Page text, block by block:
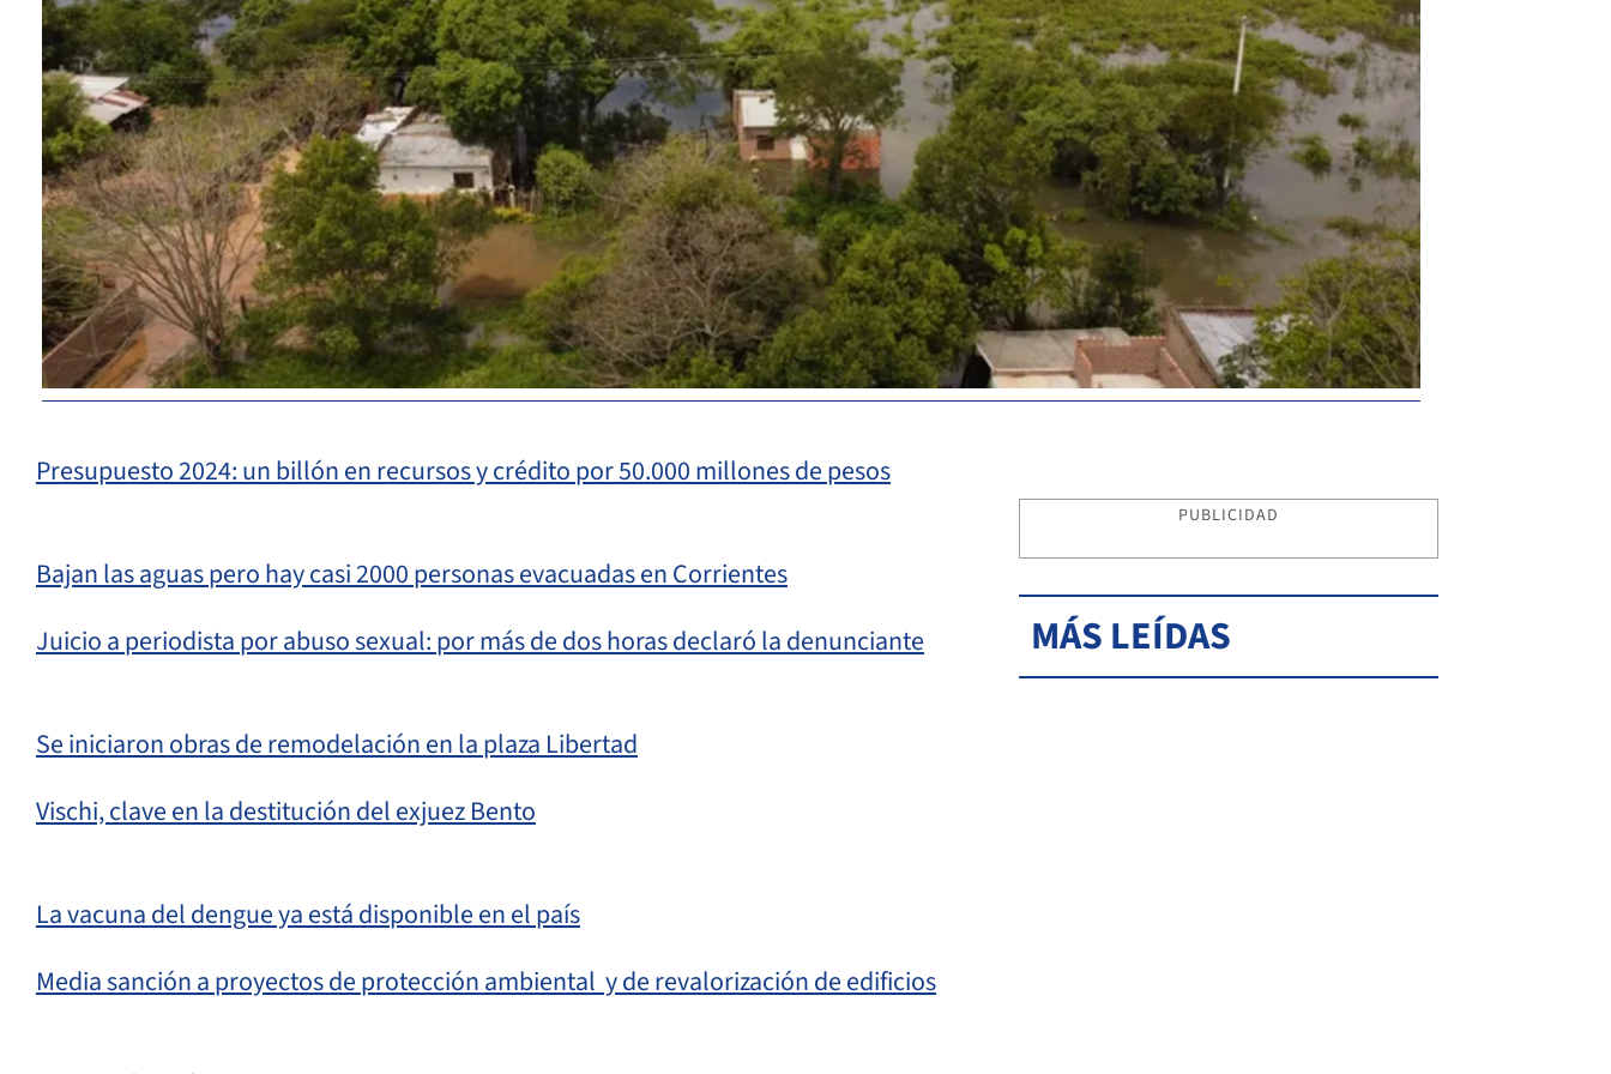
Presupuesto 2024: un billón en recursos y crédito por 50.000 millones de pesos
Bajan las aguas pero hay casi 2000 personas evacuadas en Corrientes
Juicio a periodista por abuso sexual: por más de dos horas declaró la denunciante
Se iniciaron obras de remodelación en la plaza Libertad
Vischi, clave en la destitución del exjuez Bento
La vacuna del dengue ya está disponible en el país
Media sanción a proyectos de protección ambiental y de revalorización de edificios
PUBLICIDAD
MÁS LEÍDAS